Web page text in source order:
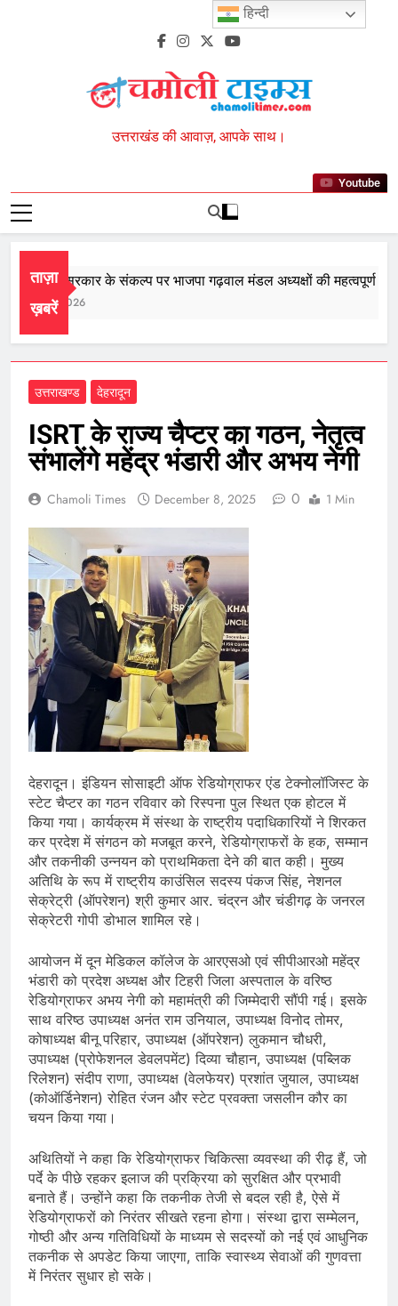
Chamoli Times
उत्तराखंड की आवाज़, आपके साथ।
Youtube
ताज़ा
ख़बरें
बार सरकार के संकल्प पर भाजपा गढ़वाल मंडल अध्यक्षों की महत्वपूर्ण बैठक
8, 2026
उत्तराखण्ड देहरादून
ISRT के राज्य चैप्टर का गठन, नेतृत्व
संभालेंगे महेंद्र भंडारी और अभय नेगी
Chamoli Times December 8, 2025 0 1 Min
देहरादून। इंडियन सोसाइटी ऑफ रेडियोग्राफर एंड टेक्नोलॉजिस्ट के
स्टेट चैप्टर का गठन रविवार को रिस्पना पुल स्थित एक होटल में
किया गया। कार्यक्रम में संस्था के राष्ट्रीय पदाधिकारियों ने शिरकत
कर प्रदेश में संगठन को मजबूत करने, रेडियोग्राफरों के हक, सम्मान
और तकनीकी उन्नयन को प्राथमिकता देने की बात कही। मुख्य
अतिथि के रूप में राष्ट्रीय काउंसिल सदस्य पंकज सिंह, नेशनल
सेक्रेट्री (ऑपरेशन) श्री कुमार आर. चंद्रन और चंडीगढ़ के जनरल
सेक्रेटरी गोपी डोभाल शामिल रहे।
आयोजन में दून मेडिकल कॉलेज के आरएसओ एवं सीपीआरओ महेंद्र
भंडारी को प्रदेश अध्यक्ष और टिहरी जिला अस्पताल के वरिष्ठ
रेडियोग्राफर अभय नेगी को महामंत्री की जिम्मेदारी सौंपी गई। इसके
साथ वरिष्ठ उपाध्यक्ष अनंत राम उनियाल, उपाध्यक्ष विनोद तोमर,
कोषाध्यक्ष बीनू परिहार, उपाध्यक्ष (ऑपरेशन) लुकमान चौधरी,
उपाध्यक्ष (प्रोफेशनल डेवलपमेंट) दिव्या चौहान, उपाध्यक्ष (पब्लिक
रिलेशन) संदीप राणा, उपाध्यक्ष (वेलफेयर) प्रशांत जुयाल, उपाध्यक्ष
(कोऑर्डिनेशन) रोहित रंजन और स्टेट प्रवक्ता जसलीन कौर का
चयन किया गया।
अथितियों ने कहा कि रेडियोग्राफर चिकित्सा व्यवस्था की रीढ़ हैं, जो
पर्दे के पीछे रहकर इलाज की प्रक्रिया को सुरक्षित और प्रभावी
बनाते हैं। उन्होंने कहा कि तकनीक तेजी से बदल रही है, ऐसे में
रेडियोग्राफरों को निरंतर सीखते रहना होगा। संस्था द्वारा सम्मेलन,
गोष्ठी और अन्य गतिविधियों के माध्यम से सदस्यों को नई एवं आधुनिक
तकनीक से अपडेट किया जाएगा, ताकि स्वास्थ्य सेवाओं की गुणवत्ता
में निरंतर सुधार हो सके।
हिन्दी